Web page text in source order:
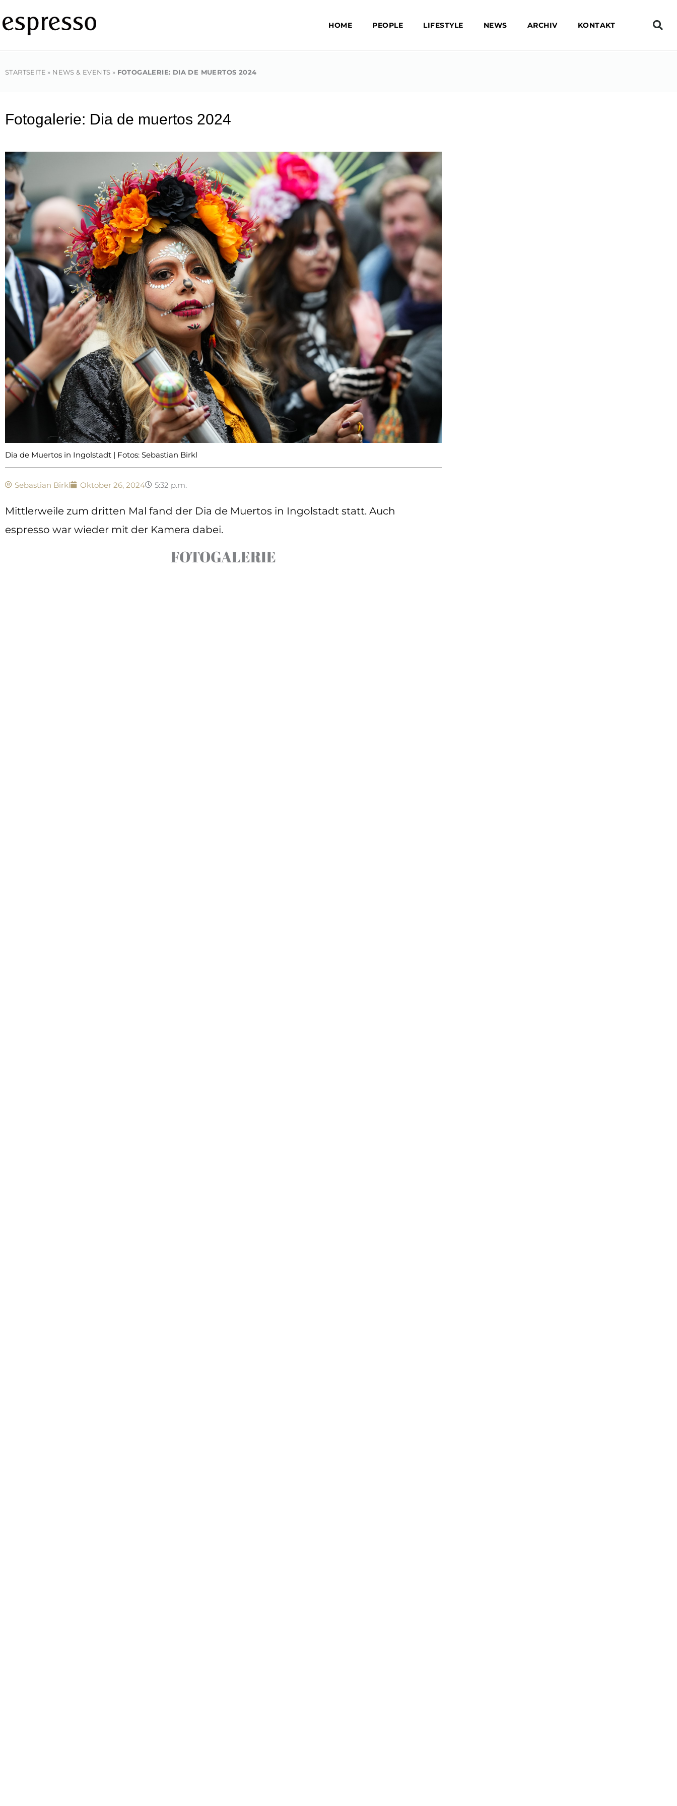
Inhalt
springen
HOME PEOPLE LIFESTYLE NEWS ARCHIV KONTAKT
STARTSEITE » NEWS & EVENTS » FOTOGALERIE: DIA DE MUERTOS 2024
Fotogalerie: Dia de muertos 2024
Dia de Muertos in Ingolstadt | Fotos: Sebastian Birkl
Sebastian Birkl Oktober 26, 2024 5:32 p.m.
Mittlerweile zum dritten Mal fand der Dia de Muertos in Ingolstadt statt. Auch
espresso war wieder mit der Kamera dabei.
FOTOGALERIE